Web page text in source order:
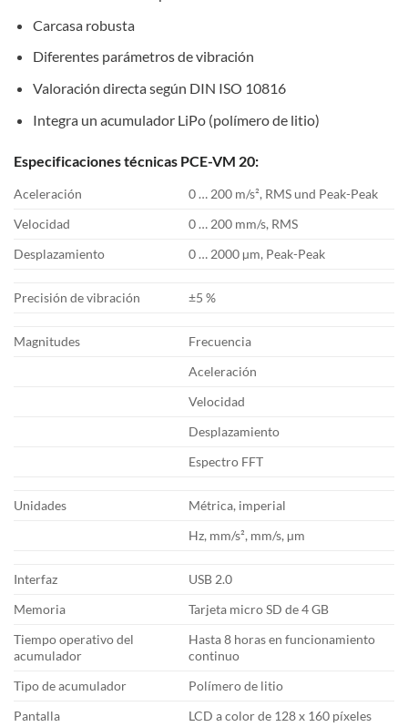
Carcasa robusta
Diferentes parámetros de vibración
Valoración directa según DIN ISO 10816
Integra un acumulador LiPo (polímero de litio)
Especificaciones técnicas PCE-VM 20:
Aceleración
0 … 200 m/s², RMS und Peak-Peak
Velocidad
0 … 200 mm/s, RMS
Desplazamiento
0 … 2000 µm, Peak-Peak
Precisión de vibración ±5 %
Magnitudes
Frecuencia
Aceleración
Velocidad
Desplazamiento
Espectro FFT
Unidades
Métrica, imperial
Hz, mm/s², mm/s, µm
Interfaz
USB 2.0
Memoria
Tarjeta micro SD de 4 GB
Tiempo operativo del
acumulador
Hasta 8 horas en funcionamiento
continuo
Tipo de acumulador
Polímero de litio
Pantalla
LCD a color de 128 x 160 píxeles